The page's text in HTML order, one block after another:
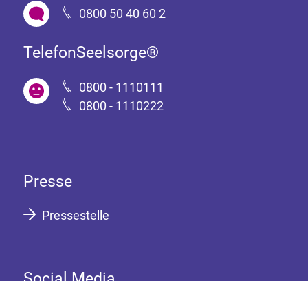
0800 50 40 60 2
TelefonSeelsorge®
0800 - 1110111
0800 - 1110222
Presse
Pressestelle